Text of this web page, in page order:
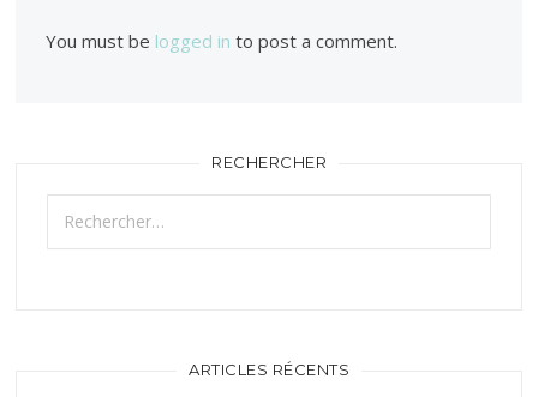
You must be logged in to post a comment.
RECHERCHER
Rechercher :
ARTICLES RÉCENTS